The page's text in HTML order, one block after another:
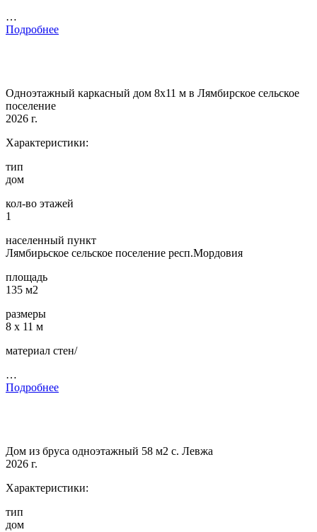
…
Подробнее
Одноэтажный каркасный дом 8х11 м в Лямбирское сельское
поселение
2026 г.
Характеристики:
тип
дом
кол-во этажей
1
населенный пункт
Лямбирьское сельское поселение респ.Мордовия
площадь
135 м2
размеры
8 х 11 м
материал стен/
…
Подробнее
Дом из бруса одноэтажный 58 м2 с. Левжа
2026 г.
Характеристики:
тип
дом